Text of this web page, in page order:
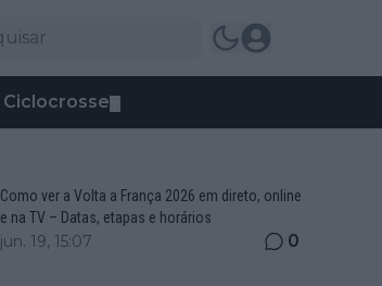
Ciclocrosse
Como ver a Volta a França 2026 em direto, online
e na TV – Datas, etapas e horários
jun. 19, 15:07 0